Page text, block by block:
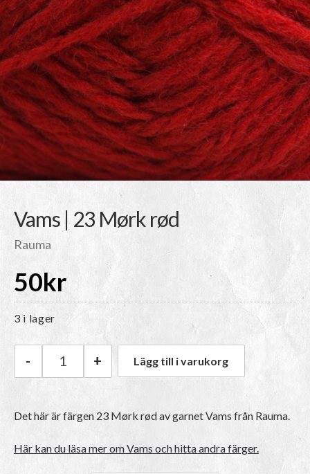
Vams | 23 Mørk rød
Rauma
50kr
3 i lager
Rauma Vams | 23 Mørk rød mängd
- + Lägg till i varukorg
Det här är färgen 23 Mørk rød av garnetVams från Rauma.
Här kan du läsa mer om Vams och hitta andra färger.